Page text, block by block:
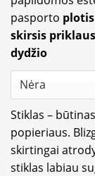
pasporto
skirsis
dydžio
Stiklas –
popieriaus.
skirtingai
stiklas labiau